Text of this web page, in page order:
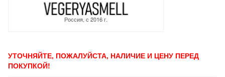
Россия, с 2016 г.
УТОЧНЯЙТЕ, ПОЖАЛУЙСТА, НАЛИЧИЕ И ЦЕНУ ПЕРЕД
ПОКУПКОЙ!